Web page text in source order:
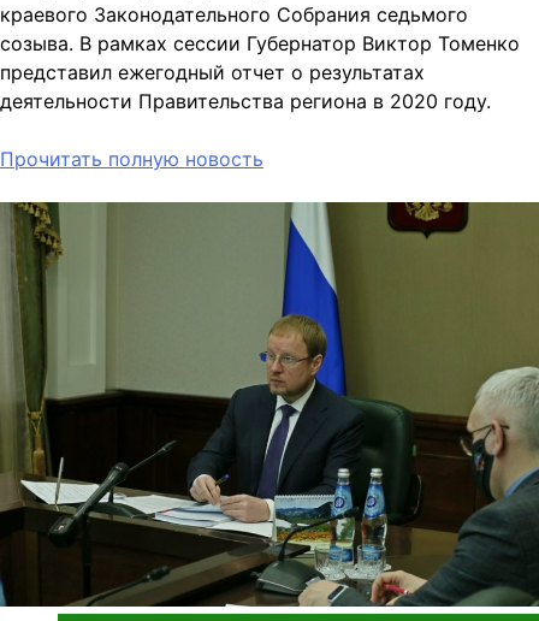
краевого Законодательного Собрания седьмого
созыва. В рамках сессии Губернатор Виктор Томенко
представил ежегодный отчет о результатах
деятельности Правительства региона в 2020 году.
Прочитать полную новость